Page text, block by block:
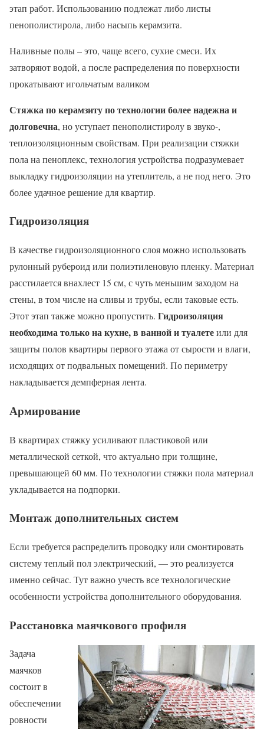
этап работ. Использованию подлежат либо листы
пенополистирола, либо насыпь керамзита.
Наливные полы – это, чаще всего, сухие смеси. Их
затворяют водой, а после распределения по поверхности
прокатывают игольчатым валиком
Стяжка по керамзиту по технологии более надежна и
долговечна, но уступает пенополистиролу в звуко-,
теплоизоляционным свойствам. При реализации стяжки
пола на пеноплекс, технология устройства подразумевает
выкладку гидроизоляции на утеплитель, а не под него. Это
более удачное решение для квартир.
Гидроизоляция
В качестве гидроизоляционного слоя можно использовать
рулонный рубероид или полиэтиленовую пленку. Материал
расстилается внахлест 15 см, с чуть меньшим заходом на
стены, в том числе на сливы и трубы, если таковые есть.
Этот этап также можно пропустить. Гидроизоляция
необходима только на кухне, в ванной и туалетеили для
защиты полов квартиры первого этажа от сырости и влаги,
исходящих от подвальных помещений. По периметру
накладывается демпферная лента.
Армирование
В квартирах стяжку усиливают пластиковой или
металлической сеткой, что актуально при толщине,
превышающей 60 мм. По технологии стяжки пола материал
укладывается на подпорки.
Монтаж дополнительных систем
Если требуется распределить проводку или смонтировать
систему теплый пол электрический, — это реализуется
именно сейчас. Тут важно учесть все технологические
особенности устройства дополнительного оборудования.
Расстановка маячкового профиля
Задача
маячков
состоит в
обеспечении
ровности